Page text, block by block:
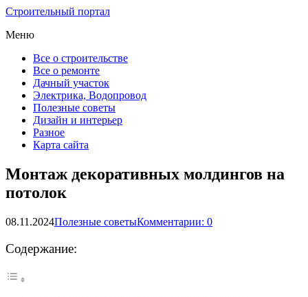
Строительный портал
Меню
Все о строительстве
Все о ремонте
Дачный участок
Электрика, Водопровод
Полезные советы
Дизайн и интерьер
Разное
Карта сайта
Монтаж декоративных молдингов на
потолок
08.11.2024Полезные советыКомментарии: 0
Содержание: